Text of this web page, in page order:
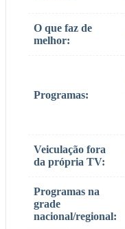
O que faz de
melhor:
Programas:
Veiculação fora
da própria TV:
Programas na
grade
nacional/regional: